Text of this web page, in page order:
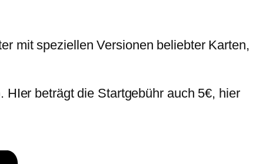
mit speziellen Versionen beliebter Karten,
beträgt die Startgebühr auch 5€, hier